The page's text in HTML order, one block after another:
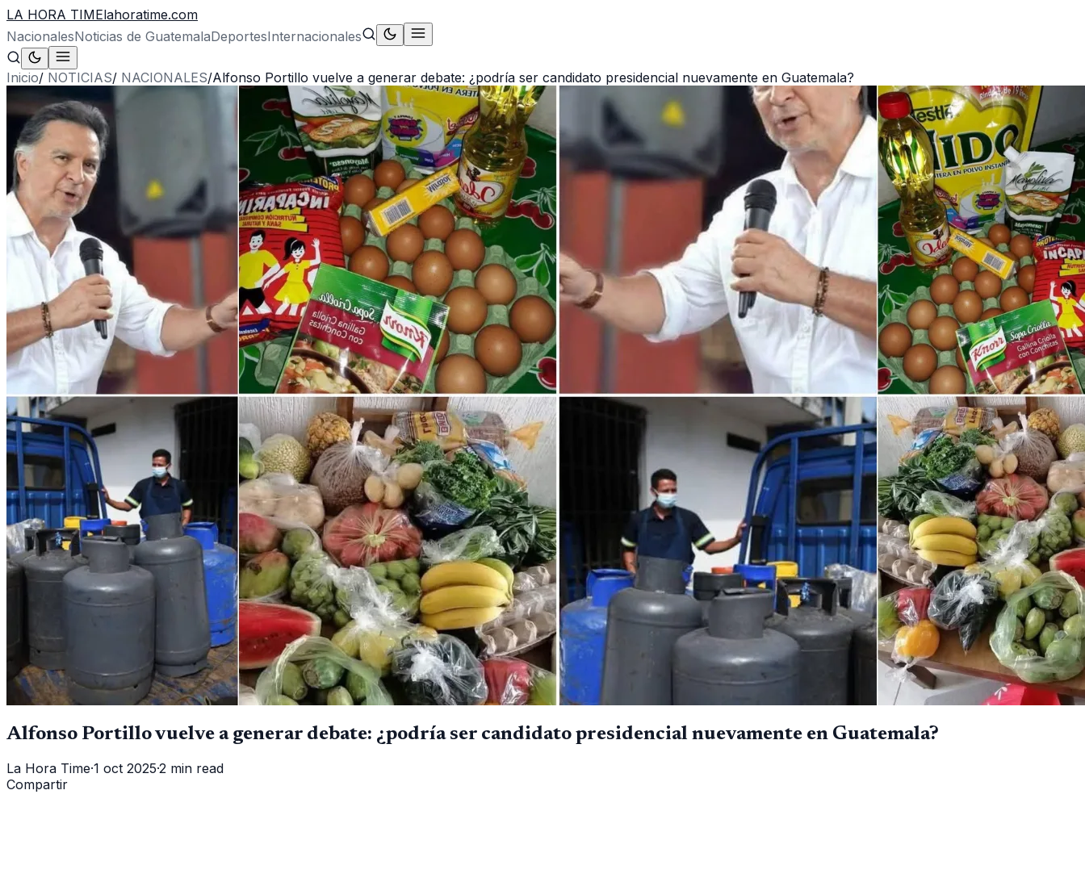
LA HORA TIMElahoratime.com
NacionalesNoticias de GuatemalaDeportesInternacionales
Inicio/ NOTICIAS/ NACIONALES/Alfonso Portillo vuelve a generar debate: ¿podría ser candidato presidencial nuevamente en Guatemala?
Alfonso Portillo vuelve a generar debate: ¿podría ser candidato presidencial nuevamente en Guatemala?
La Hora Time·1 oct 2025·2 min read
Compartir